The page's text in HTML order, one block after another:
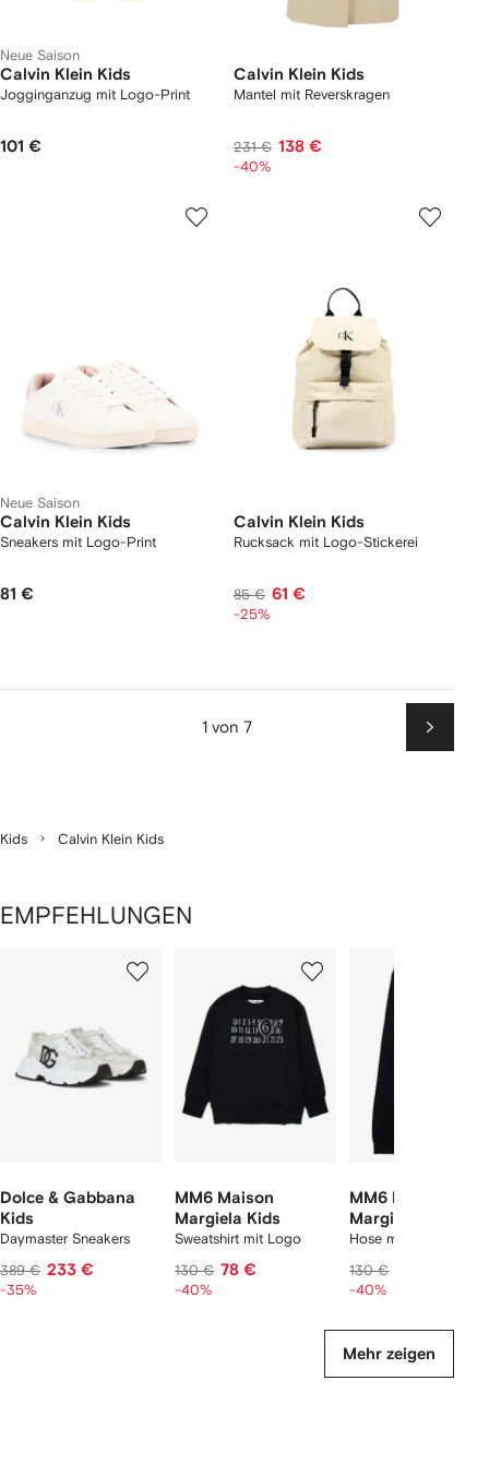
Neue Saison
Calvin Klein Kids
Jogginganzug mit Logo-Print
101 €
Calvin Klein Kids
Mantel mit Reverskragen
231 € 138 €
-40%
Neue Saison
Calvin Klein Kids
Sneakers mit Logo-Print
81 €
Calvin Klein Kids
Rucksack mit Logo-Stickerei
85 € 61 €
-25%
1 von 7
Weiter
Kids Calvin Klein Kids
EMPFEHLUNGEN
Dolce & Gabbana
Kids
Daymaster Sneakers
389 € 233 €
-35%
MM6 Maison
Margiela Kids
Sweatshirt mit Logo
130 € 78 €
-40%
MM6 Maison
Margiela Kids
Hose mit Saumschlitz
130 €
-40%
Mehr zeigen